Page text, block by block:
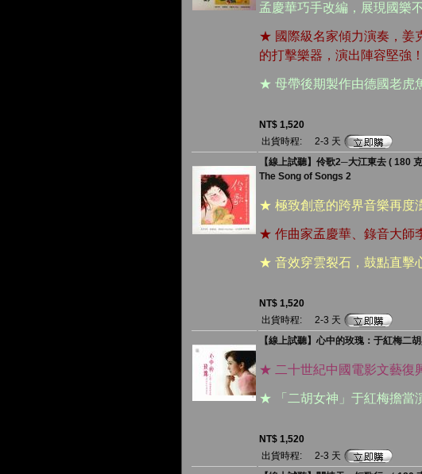
孟慶華巧手改編，展現國樂
★ 國際級名家傾力演奏，姜
的打擊樂器，演出陣容堅強！
★ 母帶後期製作由德國老虎
NT$ 1,520
出貨時程:
2-3 天
【線上試聽】伶歌2─大江東去 ( 180
The Song of Songs 2
★ 極致創意的跨界音樂再度
★ 作曲家孟慶華、錄音大師
★ 音效穿雲裂石，鼓點直擊
NT$ 1,520
出貨時程:
2-3 天
【線上試聽】心中的玫瑰：于紅梅二
★ 二十世紀中國電影文藝復
★ 「二胡女神」于紅梅擔當
NT$ 1,520
出貨時程:
2-3 天